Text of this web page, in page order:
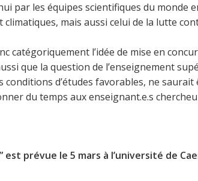
par les équipes scientifiques du
mais aussi celui de la lutte
catégoriquement l’idée de mise en
que la question de l’enseignement
conditions d’études favorables, ne
du temps aux enseignant.e.s
est prévue le 5 mars à l’université de